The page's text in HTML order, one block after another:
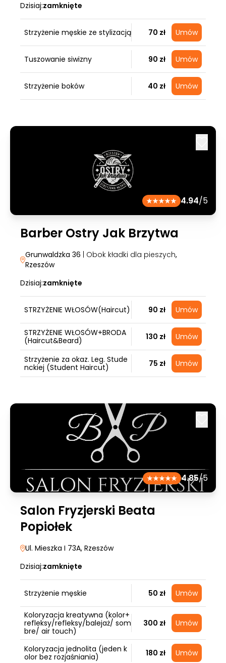
Dzisiaj:zamknięte
Strzyżenie męskie ze stylizacją 70 zł Umów
Tuszowanie siwizny 90 zł Umów
Strzyżenie boków 40 zł Umów
4.94/5
Barber Ostry Jak Brzytwa
Grunwaldzka 36 | Obok kładki dla pieszych,
Rzeszów
Dzisiaj:zamknięte
STRZYŻENIE WŁOSÓW(Haircut) 90 zł Umów
STRZYŻENIE WŁOSÓW+BRODA
(Haircut&Beard)
130 zł Umów
Strzyżenie za okaz. Leg. Stude
nckiej (Student Haircut)
75 zł Umów
4.85/5
Salon Fryzjerski Beata
Popiołek
Ul. Mieszka I 73A, Rzeszów
Dzisiaj:zamknięte
Strzyżenie męskie 50 zł Umów
Koloryzacja kreatywna (kolor+
refleksy/refleksy/balejaż/ som
bre/ air touch)
300 zł Umów
Koloryzacja jednolita (jeden k
olor bez rozjaśniania)
180 zł Umów